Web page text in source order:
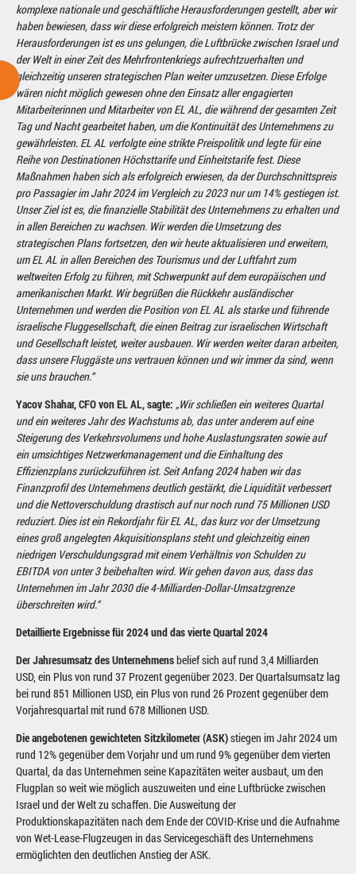
komplexe nationale und geschäftliche Herausforderungen gestellt, aber wir
haben bewiesen, dass wir diese erfolgreich meistern können. Trotz der
Herausforderungen ist es uns gelungen, die Luftbrücke zwischen Israel und
der Welt in einer Zeit des Mehrfrontenkriegs aufrechtzuerhalten und
gleichzeitig unseren strategischen Plan weiter umzusetzen. Diese Erfolge
wären nicht möglich gewesen ohne den Einsatz aller engagierten
Mitarbeiterinnen und Mitarbeiter von EL AL, die während der gesamten Zeit
Tag und Nacht gearbeitet haben, um die Kontinuität des Unternehmens zu
gewährleisten. EL AL verfolgte eine strikte Preispolitik und legte für eine
Reihe von Destinationen Höchsttarife und Einheitstarife fest. Diese
Maßnahmen haben sich als erfolgreich erwiesen, da der Durchschnittspreis
pro Passagier im Jahr 2024 im Vergleich zu 2023 nur um 14% gestiegen ist.
Unser Ziel ist es, die finanzielle Stabilität des Unternehmens zu erhalten und
in allen Bereichen zu wachsen. Wir werden die Umsetzung des
strategischen Plans fortsetzen, den wir heute aktualisieren und erweitern,
um EL AL in allen Bereichen des Tourismus und der Luftfahrt zum
weltweiten Erfolg zu führen, mit Schwerpunkt auf dem europäischen und
amerikanischen Markt. Wir begrüßen die Rückkehr ausländischer
Unternehmen und werden die Position von EL AL als starke und führende
israelische Fluggesellschaft, die einen Beitrag zur israelischen Wirtschaft
und Gesellschaft leistet, weiter ausbauen. Wir werden weiter daran arbeiten,
dass unsere Fluggäste uns vertrauen können und wir immer da sind, wenn
sie uns brauchen.“
Yacov Shahar, CFO von EL AL, sagte: „Wir schließen ein weiteres Quartal
und ein weiteres Jahr des Wachstums ab, das unter anderem auf eine
Steigerung des Verkehrsvolumens und hohe Auslastungsraten sowie auf
ein umsichtiges Netzwerkmanagement und die Einhaltung des
Effizienzplans zurückzuführen ist. Seit Anfang 2024 haben wir das
Finanzprofil des Unternehmens deutlich gestärkt, die Liquidität verbessert
und die Nettoverschuldung drastisch auf nur noch rund 75 Millionen USD
reduziert. Dies ist ein Rekordjahr für EL AL, das kurz vor der Umsetzung
eines groß angelegten Akquisitionsplans steht und gleichzeitig einen
niedrigen Verschuldungsgrad mit einem Verhältnis von Schulden zu
EBITDA von unter 3 beibehalten wird. Wir gehen davon aus, dass das
Unternehmen im Jahr 2030 die 4-Milliarden-Dollar-Umsatzgrenze
überschreiten wird.“
Detaillierte Ergebnisse für 2024 und das vierte Quartal 2024
Der Jahresumsatz des Unternehmensbelief sich auf rund 3,4 Milliarden
USD, ein Plus von rund 37 Prozent gegenüber 2023. Der Quartalsumsatz lag
bei rund 851 Millionen USD, ein Plus von rund 26 Prozent gegenüber dem
Vorjahresquartal mit rund 678 Millionen USD.
Die angebotenen gewichteten Sitzkilometer (ASK)stiegen im Jahr 2024 um
rund 12% gegenüber dem Vorjahr und um rund 9% gegenüber dem vierten
Quartal, da das Unternehmen seine Kapazitäten weiter ausbaut, um den
Flugplan so weit wie möglich auszuweiten und eine Luftbrücke zwischen
Israel und der Welt zu schaffen. Die Ausweitung der
Produktionskapazitäten nach dem Ende der COVID-Krise und die Aufnahme
von Wet-Lease-Flugzeugen in das Servicegeschäft des Unternehmens
ermöglichten den deutlichen Anstieg der ASK.